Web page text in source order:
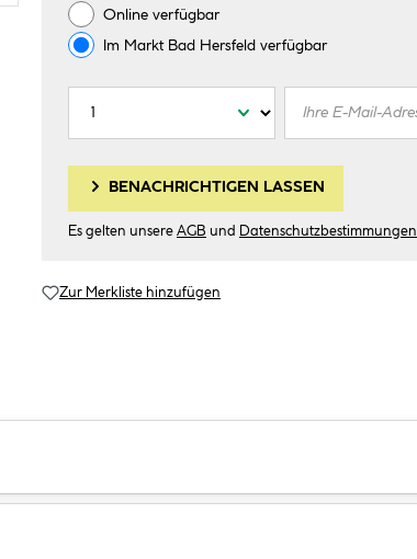
Online verfügbar
Im Markt Bad Hersfeld verfügbar
BENACHRICHTIGEN LASSEN
Es gelten unsere AGB und Datenschutzbestimmungen
Zur Merkliste hinzufügen